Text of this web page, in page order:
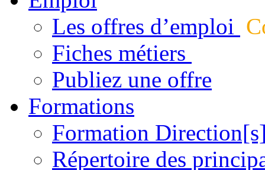
Les offres d’emploi
Fiches métiers
Publiez une offre
Formations
Formation
Répertoire des